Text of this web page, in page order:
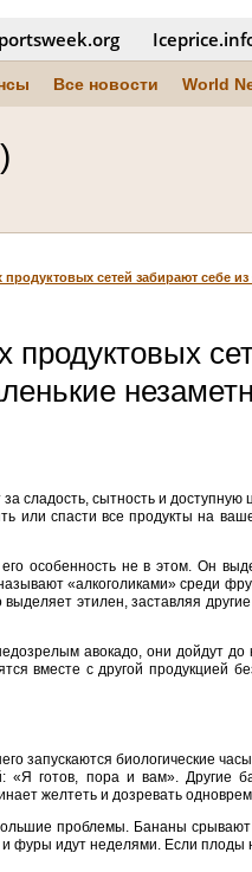
Все новости World
сетей забирают себе
сытность и доступную
или спасти все продукты на
особенность не в этом. Он
«алкоголиками» среди
этилен, заставляя
авокадо, они дойдут до
вместе с другой продукцией
запускаются биологические
«Я готов, пора и вам». Другие
желтеть и дозревать
проблемы. Бананы
фуры идут неделями. Если плоды